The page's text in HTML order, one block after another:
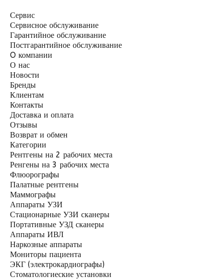
Сервис
Сервисное обслуживание
Гарантийное обслуживание
Постгарантийное обслуживание
O компании
О нас
Новости
Бренды
Клиентам
Контакты
Доставка и оплата
Отзывы
Возврат и обмен
Категории
Рентгены на 2 рабочих места
Ренгены на 3 рабочих места
Флюорографы
Палатные рентгены
Маммографы
Аппараты УЗИ
Стационарные УЗИ сканеры
Портативные УЗД сканеры
Аппараты ИВЛ
Наркозные аппараты
Мониторы пациента
ЭКГ (электрокардиографы)
Стоматологиеские установки